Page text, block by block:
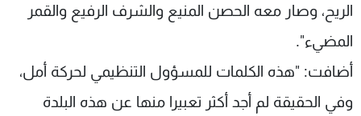
الريح، وصار معه الحصن المنيع والشرف الرفيع والقمر
المضيء".
أضافت: "هذه الكلمات للمسؤول التنظيمي لحركة أمل،
وفي الحقيقة لم أجد أكثر تعبيرا منها عن هذه البلدة